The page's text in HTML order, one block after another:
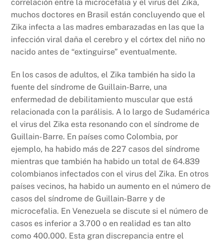
correlación entre la microcefalia y el virus del Zika,
muchos doctores en Brasil están concluyendo que el
Zika infecta a las madres embarazadas en las que la
infección viral daña el cerebro y el córtex del niño no
nacido antes de “extinguirse” eventualmente.
En los casos de adultos, el Zika también ha sido la
fuente del síndrome de Guillain-Barre, una
enfermedad de debilitamiento muscular que está
relacionada con la parálisis. A lo largo de Sudamérica
el virus del Zika esta resonando con el síndrome de
Guillain- Barre. En países como Colombia, por
ejemplo, ha habido más de 227 casos del síndrome
mientras que también ha habido un total de 64.839
colombianos infectados con el virus del Zika. En otros
países vecinos, ha habido un aumento en el número de
casos del síndrome de Guillain-Barre y de
microcefalia. En Venezuela se discute si el número de
casos es inferior a 3.700 o en realidad es tan alto
como 400.000. Esta gran discrepancia entre el